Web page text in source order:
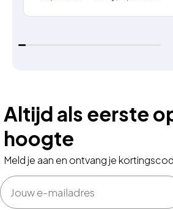
Altijd als eerste
hoogte
Meld je aan en ontvang je
Email